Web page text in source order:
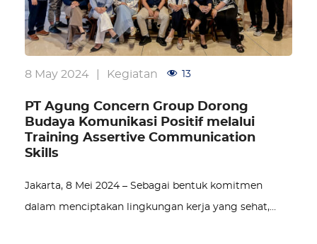
8 May 2024 Kegiatan 13
PT Agung Concern Group Dorong
Budaya Komunikasi Positif melalui
Training Assertive Communication
Skills
Jakarta, 8 Mei 2024 – Sebagai bentuk komitmen
dalam menciptakan lingkungan kerja yang sehat,…